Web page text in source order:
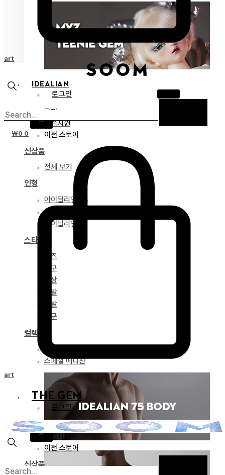
IDEALIAN
로그인
X
공지
고객지원
이전 스토어
신상품
전체 보기
인형
아이딜리언 75
아이딜리언 68
아이딜리언 51
스타일링
파츠
안구
의상
가발
신발
도구
컬렉션
스페셜 에디션
₩0 0
THE GEM
로그인
X
공지
고객지원
이전 스토어
신상품